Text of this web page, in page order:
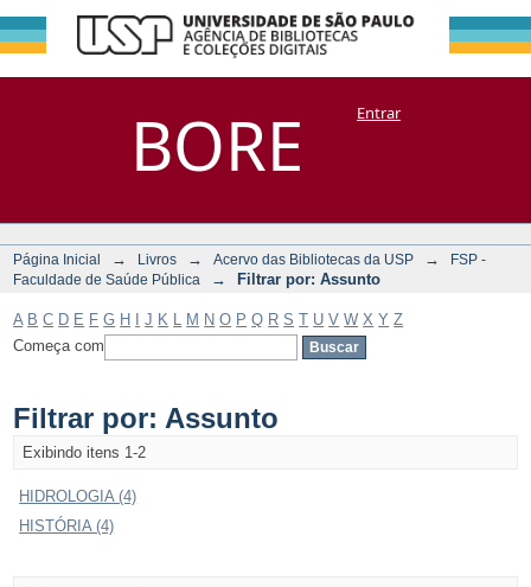
BORE
Filtrar por:
Assunto
DSpace/Manakin + CoriscoEntrar
Página Inicial → Livros → Acervo das Bibliotecas da USP →
FSP -
Faculdade de Saúde Pública
→ Filtrar por: Assunto
A B C D E F G H J K M N O P Q R S T U V W X Y Z
Começa com
Filtrar por: Assunto
Exibindo itens 1-2
HIDROLOGIA (4)
HISTÓRIA (4)